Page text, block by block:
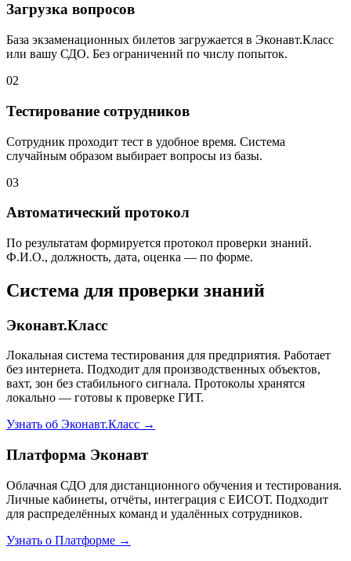
Загрузка вопросов
База экзаменационных билетов загружается в Эконавт.Класс
или вашу СДО. Без ограничений по числу попыток.
02
Тестирование сотрудников
Сотрудник проходит тест в удобное время. Система
случайным образом выбирает вопросы из базы.
03
Автоматический протокол
По результатам формируется протокол проверки знаний.
Ф.И.О., должность, дата, оценка — по форме.
Система для проверки знаний
Эконавт.Класс
Локальная система тестирования для предприятия. Работает
без интернета. Подходит для производственных объектов,
вахт, зон без стабильного сигнала. Протоколы хранятся
локально — готовы к проверке ГИТ.
Узнать об Эконавт.Класс →
Платформа Эконавт
Облачная СДО для дистанционного обучения и тестирования.
Личные кабинеты, отчёты, интеграция с ЕИСОТ. Подходит
для распределённых команд и удалённых сотрудников.
Узнать о Платформе →